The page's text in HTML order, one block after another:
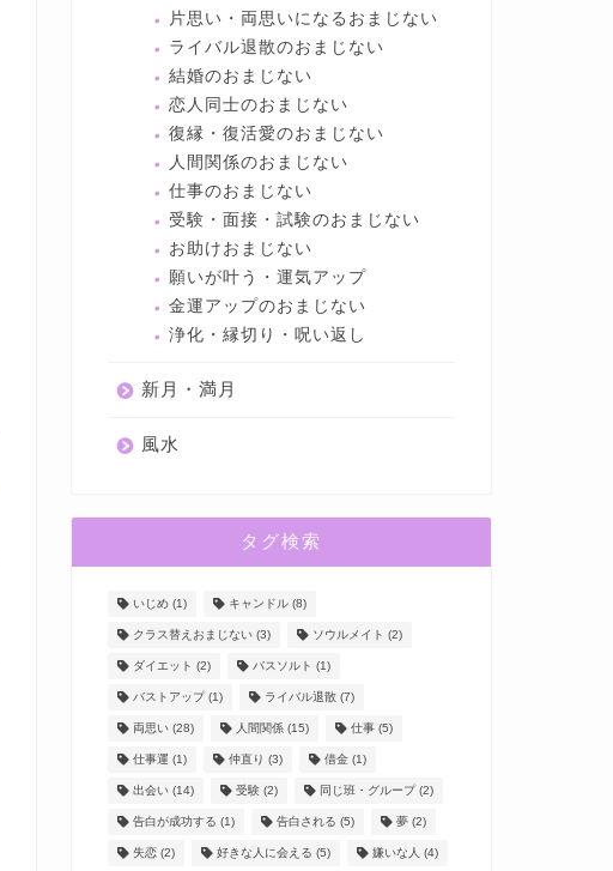
片思い・両思いになるおまじない
ライバル退散のおまじない
結婚のおまじない
恋人同士のおまじない
復縁・復活愛のおまじない
人間関係のおまじない
仕事のおまじない
受験・面接・試験のおまじない
お助けおまじない
願いが叶う・運気アップ
金運アップのおまじない
浄化・縁切り・呪い返し
新月・満月
風水
タグ検索
いじめ(1) キャンドル(8)
クラス替えおまじない(3) ソウルメイト (2)
ダイエット (2) バスソルト (1)
バストアップ(1) ライバル退散(7)
両思い(28) 人間関係(15) 仕事(5)
仕事運 (1) 仲直り (3) 借金(1)
出会い(14) 受験(2) 同じ班・グループ(2)
告白が成功する (1) 告白される (5) 夢(2)
失恋(2) 好きな人に会える (5) 嫌いな人 (4)